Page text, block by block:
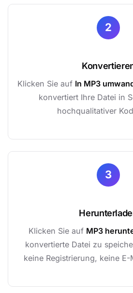
2
Klicken Sie auf In MP3
konvertiert Ihre Datei in
hochqualitativer
3
Klicken Sie auf MP3
konvertierte Datei zu
keine Registrierung, keine